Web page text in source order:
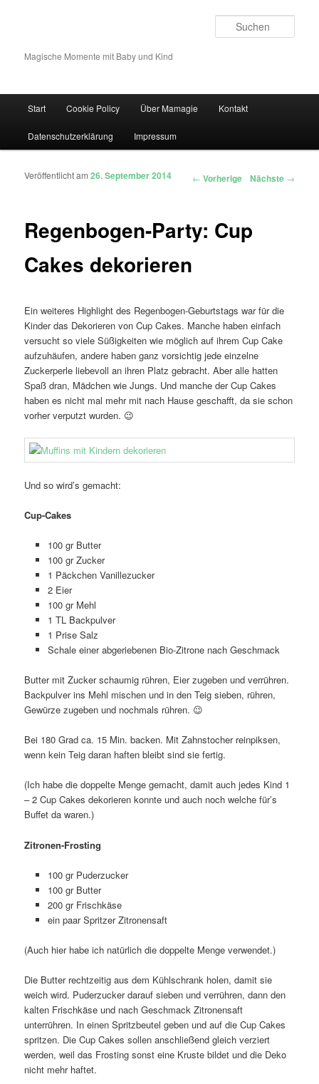
Magische Momente mit Baby und Kind
Zum Inhalt wechseln
Zum sekundären Inhalt wechseln
Start Cookie Policy Über Mamagie Kontakt
Datenschutzerklärung Impressum
Artikelnavigation ← Vorherige Nächste →
Regenbogen-Party: Cup
Cakes dekorieren
Veröffentlicht am26. September 2014
Ein weiteres Highlight des Regenbogen-Geburtstags war für die
Kinder das Dekorieren von Cup Cakes. Manche haben einfach
versucht so viele Süßigkeiten wie möglich auf ihrem Cup Cake
aufzuhäufen, andere haben ganz vorsichtig jede einzelne
Zuckerperle liebevoll an ihren Platz gebracht. Aber alle hatten
Spaß dran, Mädchen wie Jungs. Und manche der Cup Cakes
haben es nicht mal mehr mit nach Hause geschafft, da sie schon
vorher verputzt wurden. 😉
Und so wird’s gemacht:
Cup-Cakes
100 gr Butter
100 gr Zucker
1 Päckchen Vanillezucker
2 Eier
100 gr Mehl
1 TL Backpulver
1 Prise Salz
Schale einer abgeriebenen Bio-Zitrone nach Geschmack
Butter mit Zucker schaumig rühren, Eier zugeben und verrühren.
Backpulver ins Mehl mischen und in den Teig sieben, rühren,
Gewürze zugeben und nochmals rühren. 😉
Bei 180 Grad ca. 15 Min. backen. Mit Zahnstocher reinpiksen,
wenn kein Teig daran haften bleibt sind sie fertig.
(Ich habe die doppelte Menge gemacht, damit auch jedes Kind 1
– 2 Cup Cakes dekorieren konnte und auch noch welche für’s
Buffet da waren.)
Zitronen-Frosting
100 gr Puderzucker
100 gr Butter
200 gr Frischkäse
ein paar Spritzer Zitronensaft
(Auch hier habe ich natürlich die doppelte Menge verwendet.)
Die Butter rechtzeitig aus dem Kühlschrank holen, damit sie
weich wird. Puderzucker darauf sieben und verrühren, dann den
kalten Frischkäse und nach Geschmack Zitronensaft
unterrühren. In einen Spritzbeutel geben und auf die Cup Cakes
spritzen. Die Cup Cakes sollen anschließend gleich verziert
werden, weil das Frosting sonst eine Kruste bildet und die Deko
nicht mehr haftet.